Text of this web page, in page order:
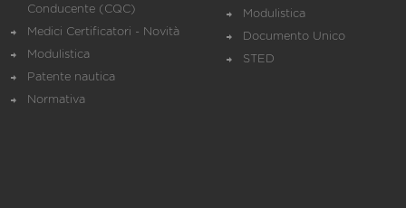
Conducente (CQC)
Medici Certificatori - Novità
Modulistica
Patente nautica
Normativa
Modulistica
Documento Unico
STED